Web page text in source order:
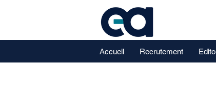
Accueil Recrutement Edito